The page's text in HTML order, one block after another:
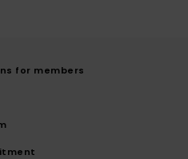
for members